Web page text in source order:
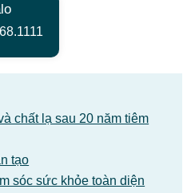
chất lạ sau 20 năm tiêm
tạo
sóc sức khỏe toàn diện